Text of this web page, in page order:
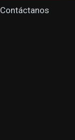
Contáctanos